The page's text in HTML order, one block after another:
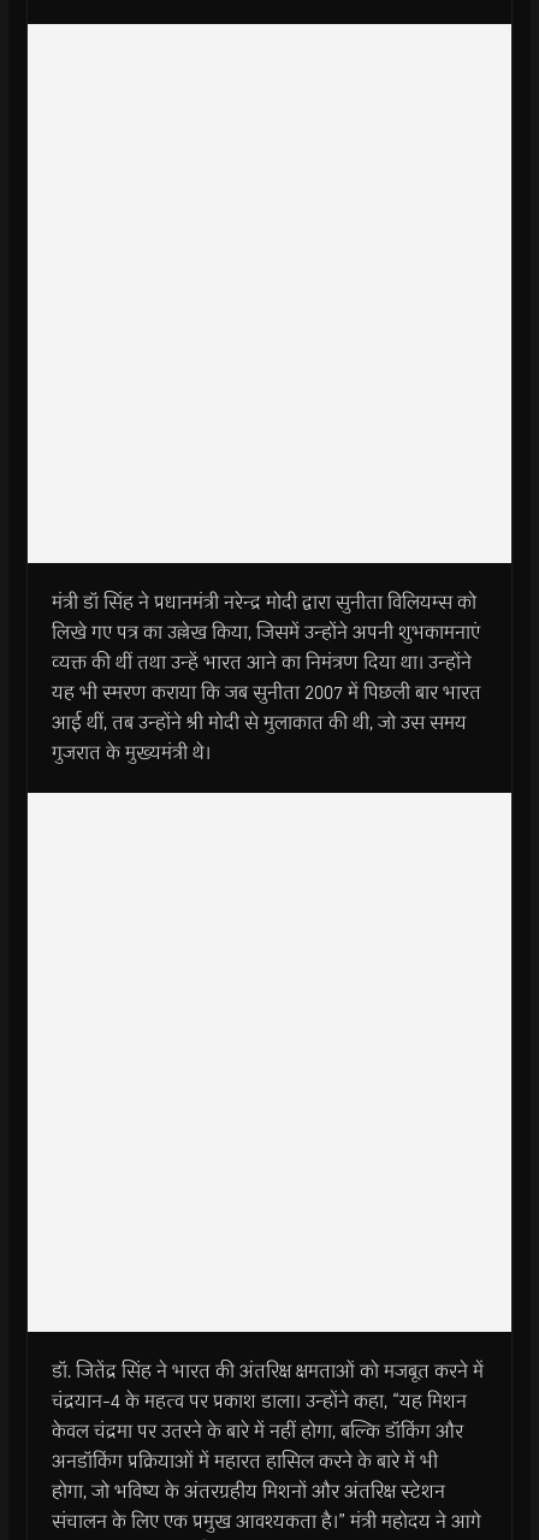
मंत्री डॉ सिंह ने प्रधानमंत्री नरेन्द्र मोदी द्वारा सुनीता विलियम्स को
लिखे गए पत्र का उल्लेख किया, जिसमें उन्होंने अपनी शुभकामनाएं
व्यक्त की थीं तथा उन्हें भारत आने का निमंत्रण दिया था। उन्होंने
यह भी स्‍मरण कराया कि जब सुनीता 2007 में पिछली बार भारत
आई थीं, तब उन्होंने श्री मोदी से मुलाकात की थी, जो उस समय
गुजरात के मुख्यमंत्री थे।
डॉ. जितेंद्र सिंह ने भारत की अंतरिक्ष क्षमताओं को मजबूत करने में
चंद्रयान-4 के महत्व पर प्रकाश डाला। उन्होंने कहा, “यह मिशन
केवल चंद्रमा पर उतरने के बारे में नहीं होगा, बल्कि डॉकिंग और
अनडॉकिंग प्रक्रियाओं में महारत हासिल करने के बारे में भी
होगा, जो भविष्य के अंतरग्रहीय मिशनों और अंतरिक्ष स्टेशन
संचालन के लिए एक प्रमुख आवश्यकता है।” मंत्री महोदय ने आगे